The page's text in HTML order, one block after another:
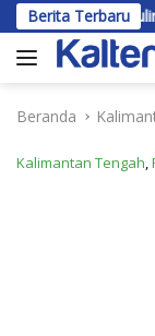
Langsung
ke
konten
Berita Terbaru
di Propam
Beranda
Kalimantan Tengah,